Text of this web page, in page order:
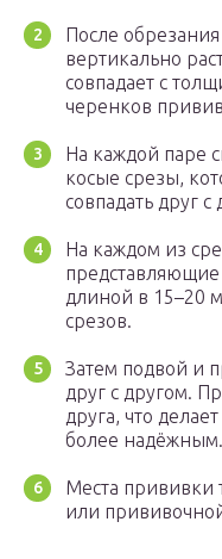
После
вертикально
совпадает с
черенков
На каждой паре
косые срезы,
совпадать друг с
На каждом из
длиной в 15–20
срезов.
Затем подвой и
друг с другом.
друга, что
более надёжным.
Места прививки
или